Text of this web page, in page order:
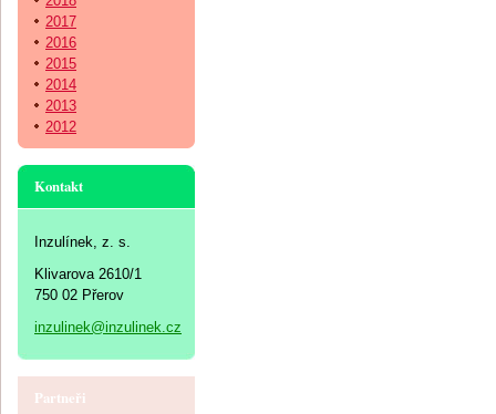
2017
2016
2015
2014
2013
2012
Kontakt
Inzulínek, z. s.
Klivarova 2610/1
750 02 Přerov
inzulinek@inzulinek.cz
Partneři